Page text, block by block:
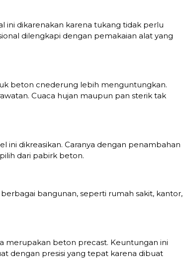
ini dikarenakan karena tukang tidak perlu
dilengkapi dengan pemakaian alat yang
beton cnederung lebih menguntungkan.
Cuaca hujan maupun pan sterik tak
dikreasikan. Caranya dengan penambahan
dari pabirk beton.
bangunan, seperti rumah sakit, kantor,
merupakan beton precast. Keuntungan ini
dengan presisi yang tepat karena dibuat